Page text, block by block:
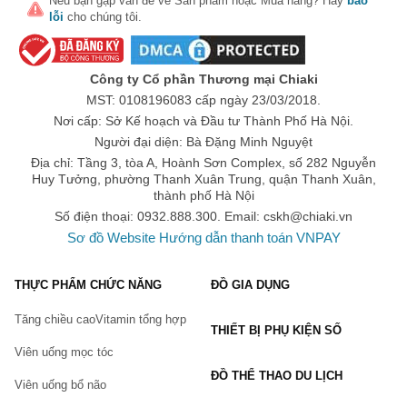
nhất định để phát huy hiệu quả.
Trong quá trình sử dụng bạn cần thường xuyên kiểm tra,
đánh giá tình trạng vấn đề của mình để nhận thấy được kết
quả mà sản phẩm mang tới
Sản phẩm hỗ trợ xương khớp không dùng cho người dưới 18
tuổi, phụ nữ có thai, đang cho con bú, …
Trong quá trình sử dụng, người dùng gặp vấn đề bất thường
thì nên dừng sử dụng và hỏi tư vấn bác sĩ chuyên môn.
Top thương hiệu & sản phẩm hỗ trợ xương khớp - thoái
hóa khớp
Chiaki.vn hiện nay đang cung cấp rất nhiều sản phẩm hỗ trợ
từ nhiều thương hiệu nổi tiếng, được nhiều người tiêu dùng trên
mục Glucosamine và dầu xoa bóp, hỗ trợ người tiêu dùng tìm
kiếm sản phẩm phù hợp với nhu cầu sử dụng của mình hơn.
Trong đó:
Glucosamine :
lỗi cho chúng tôi.
Công ty Cổ phần Thương mại Chiaki
MST: 0108196083 cấp ngày 23/03/2018.
Nơi cấp: Sở Kế hoạch và Đầu tư Thành Phố Hà Nội.
Người đại diện: Bà Đặng Minh Nguyệt
Địa chỉ: Tầng 3, tòa A, Hoành Sơn Complex, số 282 Nguyễn
Huy Tưởng, phường Thanh Xuân Trung, quận Thanh Xuân,
thành phố Hà Nội
Số điện thoại: 0932.888.300. Email: cskh@chiaki.vn
Sơ đồ Website Hướng dẫn thanh toán VNPAY
THỰC PHẨM CHỨC NĂNG
Tăng chiều caoVitamin tổng hợp
Viên uống mọc tóc
Viên uống bổ não
ĐỒ GIA DỤNG
THIẾT BỊ PHỤ KIỆN SỐ
ĐỒ THỂ THAO DU LỊCH